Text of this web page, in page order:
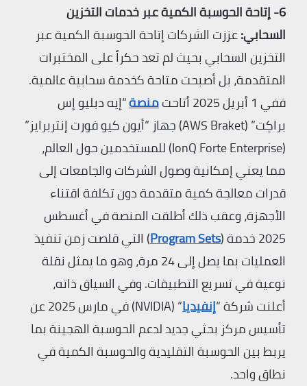
6- إتاحة الحوسبة الكمية عبر خدمات التخزين
السحابي:عززت الشركات إتاحة الحوسبة الكمية عبر
التخزين السحابي بحيث لم تعد حكراً على المختبرات
المتقدمة، بل أصبحت متاحة كخدمة سحابية عالمية.
ففي 1 أبريل 2025 أتاحت
منصة“إيه دبليو إس
براكِت” (AWS Braket) جهاز “أيون كيو فورت إنتربرايز”
(IonQ Forte Enterprise) للمستخدمين حول العالم،
مما يعني إمكانية وصول الشركات والجامعات إلى
قدرات معالجة كمية متقدمة دون تكلفة اقتناء
الأجهزة، وعقب ذلك أطلقت المنصة في أغسطس
2025 خدمة (
Program Sets) التي قلصت زمن تنفيذ
العمليات بما يصل إلى 24 مرة، وهو ما يمثل نقلة
نوعية في تسريع التطبيقات. وفي السياق ذاته،
أعلنت شركة “إنفيديا
” (NVIDIA) في مارس 2025 عن
تأسيس مركز بحثي جديد لدعم الحوسبة الهجينة بما
يربط بين الحوسبة التقليدية والحوسبة الكمية في
نطاق واحد.